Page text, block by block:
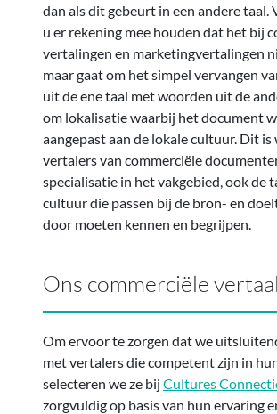
dan als dit gebeurt in een andere taal.
u er rekening mee houden dat het bij
vertalingen en marketingvertalingen
maar gaat om het simpel vervangen
uit de ene taal met woorden uit de
om lokalisatie waarbij het document
aangepast aan de lokale cultuur. Dit is
vertalers van commerciële
specialisatie in het vakgebied, ook de
cultuur die passen bij de bron- en
door moeten kennen en begrijpen.
Ons commerciële
Om ervoor te zorgen dat we
met vertalers die competent zijn in
selecteren we ze bij Cultures
zorgvuldig op basis van hun ervaring